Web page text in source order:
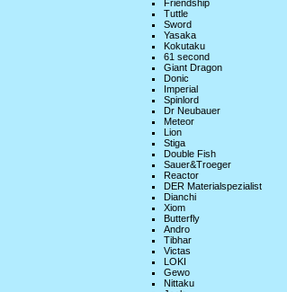
Friendship
Tuttle
Sword
Yasaka
Kokutaku
61 second
Giant Dragon
Donic
Imperial
Spinlord
Dr Neubauer
Meteor
Lion
Stiga
Double Fish
Sauer&Troeger
Reactor
DER Materialspezialist
Dianchi
Xiom
Butterfly
Andro
Tibhar
Victas
LOKI
Gewo
Nittaku